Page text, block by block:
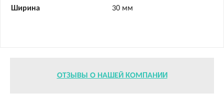
Ширина 30 мм
ОТЗЫВЫ О НАШЕЙ КОМПАНИИ